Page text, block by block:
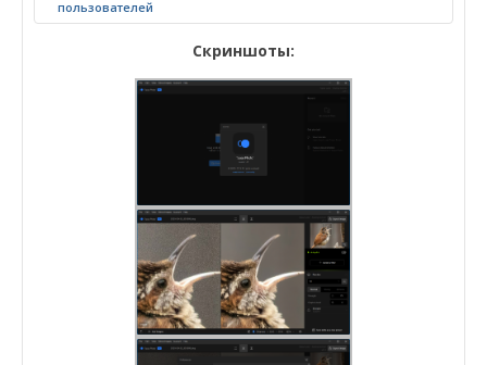
пользователей
Скриншоты: